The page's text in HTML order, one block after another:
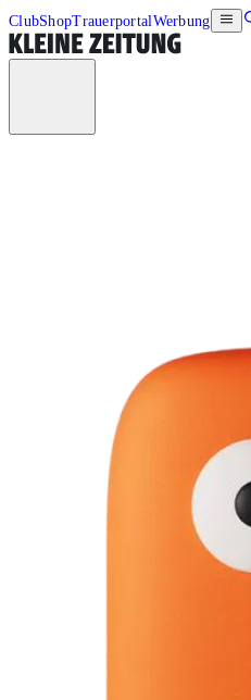
ClubShopTrauerportalWerbung